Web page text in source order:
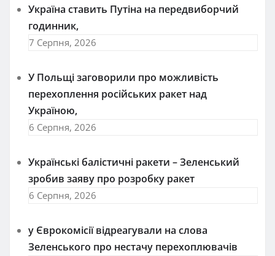
Україна ставить Путіна на передвиборчий
годинник,
7 Серпня, 2026
У Польщі заговорили про можливість
перехоплення російських ракет над
Україною,
6 Серпня, 2026
Українські балістичні ракети – Зеленський
зробив заяву про розробку ракет
6 Серпня, 2026
у Єврокомісії відреагували на слова
Зеленського про нестачу перехоплювачів